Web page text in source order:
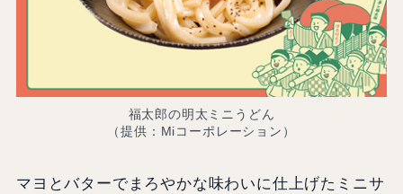
福太郎の明太ミニうどん
（提供：Miコーポレーション）
マヨとバターでまろやかな味わいに仕上げたミニサ